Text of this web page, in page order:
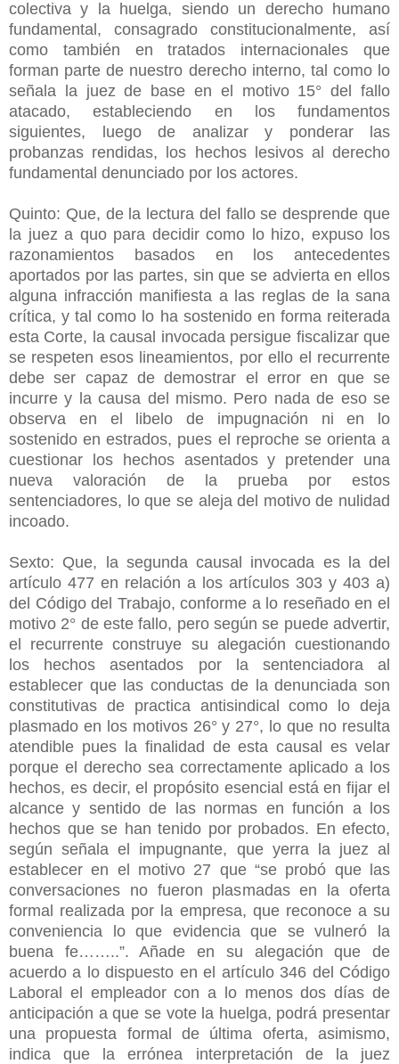
colectiva y la huelga, siendo un derecho humano
fundamental, consagrado constitucionalmente, así
como también en tratados internacionales que
forman parte de nuestro derecho interno, tal como lo
señala la juez de base en el motivo 15° del fallo
atacado, estableciendo en los fundamentos
siguientes, luego de analizar y ponderar las
probanzas rendidas, los hechos lesivos al derecho
fundamental denunciado por los actores.
Quinto: Que, de la lectura del fallo se desprende que
la juez a quo para decidir como lo hizo, expuso los
razonamientos basados en los antecedentes
aportados por las partes, sin que se advierta en ellos
alguna infracción manifiesta a las reglas de la sana
crítica, y tal como lo ha sostenido en forma reiterada
esta Corte, la causal invocada persigue fiscalizar que
se respeten esos lineamientos, por ello el recurrente
debe ser capaz de demostrar el error en que se
incurre y la causa del mismo. Pero nada de eso se
observa en el libelo de impugnación ni en lo
sostenido en estrados, pues el reproche se orienta a
cuestionar los hechos asentados y pretender una
nueva valoración de la prueba por estos
sentenciadores, lo que se aleja del motivo de nulidad
incoado.
Sexto: Que, la segunda causal invocada es la del
artículo 477 en relación a los artículos 303 y 403 a)
del Código del Trabajo, conforme a lo reseñado en el
motivo 2° de este fallo, pero según se puede advertir,
el recurrente construye su alegación cuestionando
los hechos asentados por la sentenciadora al
establecer que las conductas de la denunciada son
constitutivas de practica antisindical como lo deja
plasmado en los motivos 26° y 27°, lo que no resulta
atendible pues la finalidad de esta causal es velar
porque el derecho sea correctamente aplicado a los
hechos, es decir, el propósito esencial está en fijar el
alcance y sentido de las normas en función a los
hechos que se han tenido por probados. En efecto,
según señala el impugnante, que yerra la juez al
establecer en el motivo 27 que “se probó que las
conversaciones no fueron plasmadas en la oferta
formal realizada por la empresa, que reconoce a su
conveniencia lo que evidencia que se vulneró la
buena fe……..”. Añade en su alegación que de
acuerdo a lo dispuesto en el artículo 346 del Código
Laboral el empleador con a lo menos dos días de
anticipación a que se vote la huelga, podrá presentar
una propuesta formal de última oferta, asimismo,
indica que la errónea interpretación de la juez